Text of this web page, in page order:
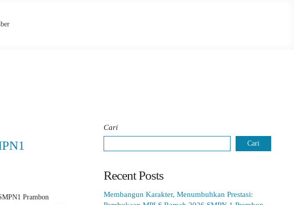
Prambon
Cari
Cari
Recent Posts
Membangun Karakter, Menumbuhkan Prestasi: